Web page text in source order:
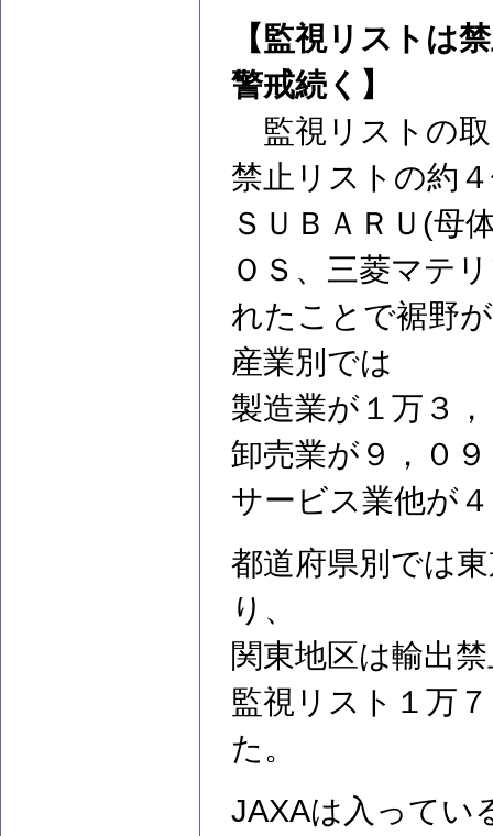
【監視リストは
警戒続く】
監視リストの取
禁止リストの約
ＳＵＢＡＲＵ(母
ＯＳ、三菱マテ
れたことで裾野
産業別では
製造業が１万３
卸売業が９，０
サービス業他が
都道府県別では
り、
関東地区は輸出
監視リスト１万
た。
JAXAは入ってい